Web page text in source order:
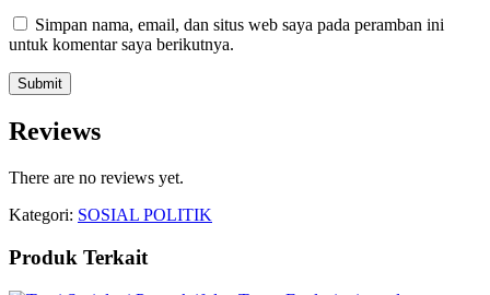
Simpan nama, email, dan situs web saya pada peramban ini
untuk komentar saya berikutnya.
Reviews
There are no reviews yet.
Kategori: SOSIAL POLITIK
Produk Terkait